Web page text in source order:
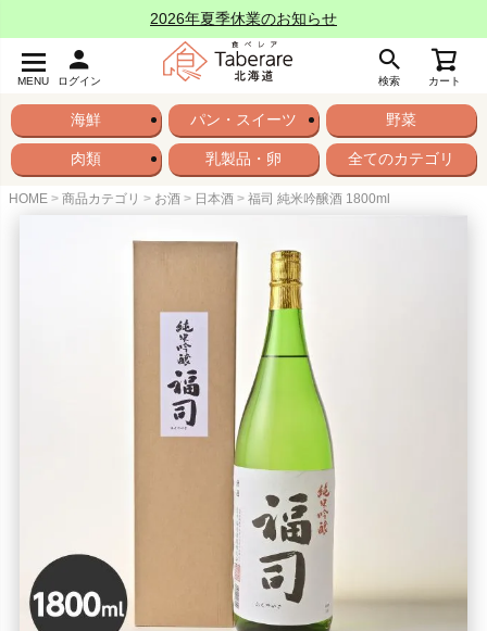
2026年夏季休業のお知らせ
MENU ログイン 検索 カート
海鮮 パン・スイーツ 野菜
肉類 乳製品・卵 全てのカテゴリ
HOME 商品カテゴリ お酒 日本酒 福司 純米吟醸酒 1800ml